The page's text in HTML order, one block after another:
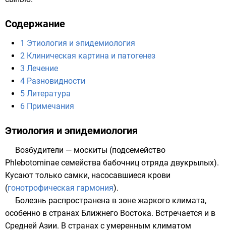
Содержание
1 Этиология и эпидемиология
2 Клиническая картина и патогенез
3 Лечение
4 Разновидности
5 Литература
6 Примечания
Этиология и эпидемиология
Возбудители — москиты (подсемейство
Phlebotominae семейства бабочниц отряда двукрылых).
Кусают только самки, насосавшиеся крови
(гонотрофическая гармония).
Болезнь распространена в зоне жаркого климата,
особенно в странах Ближнего Востока. Встречается и в
Средней Азии. В странах с умеренным климатом